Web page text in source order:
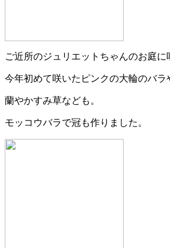
ご近所のジュリエットちゃんのお庭に
今年初めて咲いたピンクの大輪のバラ
蘭やかすみ草なども。
モッコウバラで冠も作りました。